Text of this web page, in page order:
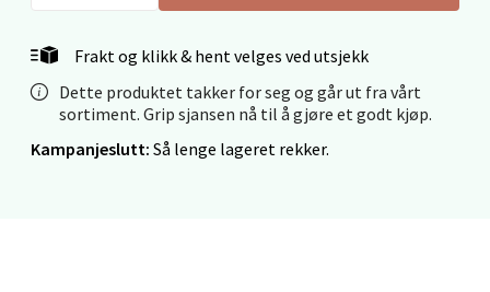
Frakt og klikk & hent velges ved utsjekk
Dette produktet takker for seg og går ut fra vårt
sortiment. Grip sjansen nå til å gjøre et godt kjøp.
Kampanjeslutt: Så lenge lageret rekker.
Ålesund - Thon Senter Moa
Langelandsvegen 25, 6010 Ålesund